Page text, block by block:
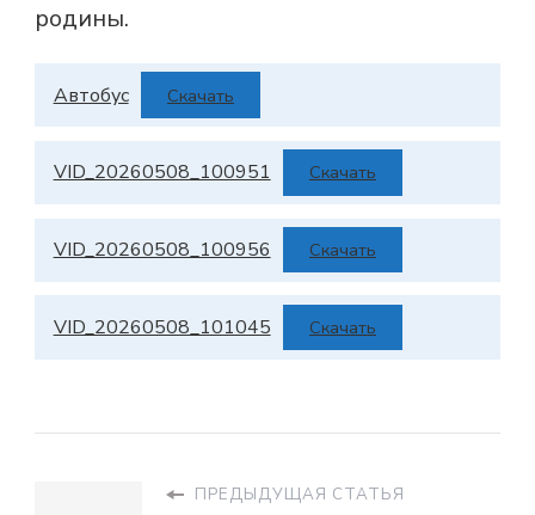
родины.
Автобус Скачать
VID_20260508_100951 Скачать
VID_20260508_100956 Скачать
VID_20260508_101045 Скачать
ПРЕДЫДУЩАЯ СТАТЬЯ